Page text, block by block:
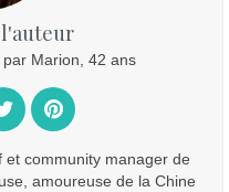
l'auteur
Marion, 42 ans
community manager de
amoureuse de la Chine